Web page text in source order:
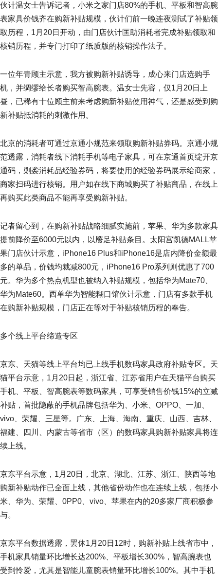
伙计温女士告诉记者，小米之家门店80%的手机、平板和智高腕
表家具价钱齐在购新补贴规模，伙计们前一晚连夜测试了补贴领
取历程，1月20日开动，由门店伙计匡助消耗者完成补贴领取和
核销历程，并专门打印了纸质版的核销操作法子。
一位年青顾主示意，我方被购新补贴诱导，成心来门店选购手
机，并绸缪给长者购买智高腕表。温女士先容，仅1月20日上
昼，已稀有十位顾主前来考虑购新补贴使用神气，还是感受到购
新补贴抵消耗的刺激作用。
北京的消耗者可通过京通小规范来领取购新补贴券码。京通小规
范透露，消耗者线下消耗手机等电子家具，可在京通首页绽开京
通码，剿袭消耗品经验券码，将要使用的经验券码展示给商家，
商家扫码进行核销。用户如在线下商城购买了补贴商品，在线上
再购买此类商品不能再享受购新补贴。
记者留心到，在购新补贴战略细腻实施前，苹果、华为多款家具
提前降价至6000元以内，以餍足补贴条目。太阳宫凯德MALL苹
果门店伙计示意，iPhone16 Plus和iPhone16是店内降价金额最
多的单品，价钱均裁减800元，iPhone16 Pro系列则优惠了700
元。华为多个热点机型也被纳入补贴规模，包括华为Mate70、
华为Mate60。西单华为智能糊口馆伙计示意，门店有多款手机
在购新补贴规模，门店正在等对于补贴核销历程的奉告。
多个线上平台缔造专区
京东、天猫等线上平台均已上线手机数码家具政府补贴专区。天
猫平台示意，1月20日起，浙江省、江苏省用户在天猫平台购买
手机、平板、智高腕表等数码家具，可享受销售价钱15%的立减
补贴，首批隐蔽的手机品牌包括华为、小米、OPPO、一加、
vivo、荣耀、三星等。广东、上海、海南、重庆、山西、吉林、
福建、四川、内蒙古等省市（区）的数码家具购新补贴家具将连
续上线。
京东平台示意，1月20日，北京、湖北、江苏、浙江、陕西等地
购新补贴动作已全面上线，其他省份动作也在连续上线，包括小
米、华为、荣耀、0PP0、vivo、苹果在内的20多家厂商积极参
与。
京东平台数据透露，罢休1月20日12时，购新补贴上线省市中，
手机家具销量环比增长达200%、平板增长300%，智高腕表也
受到怜爱，尤其是智能儿童腕表销量环比增长100%。其中手机